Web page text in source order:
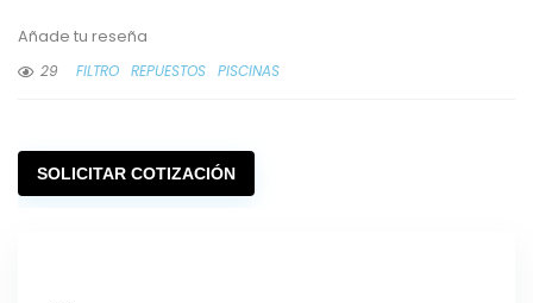
Añade tu reseña
29
FILTRO REPUESTOS PISCINAS
SOLICITAR COTIZACIÓN